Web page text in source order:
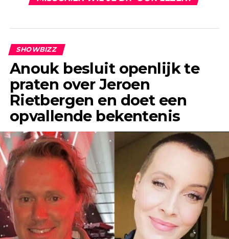
SHOWBIZZ
Anouk besluit openlijk te
praten over Jeroen
Rietbergen en doet een
opvallende bekentenis